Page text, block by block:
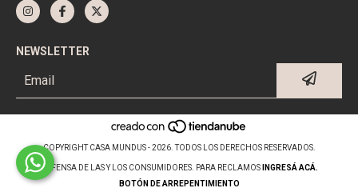
NEWSLETTER
COPYRIGHT CASA MUNDUS - 2026. TODOS LOS DERECHOS RESERVADOS.
DEFENSA DE LAS Y LOS CONSUMIDORES. PARA RECLAMOS
INGRESÁ ACÁ.
BOTÓN DE ARREPENTIMIENTO